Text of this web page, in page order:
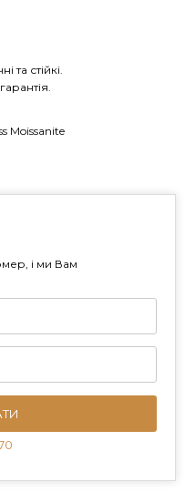
та стійкі.
Moissanite
і ми Вам